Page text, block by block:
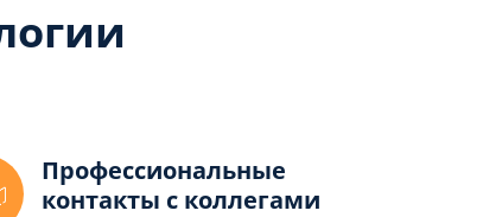
Профессиональные
контакты с коллегами